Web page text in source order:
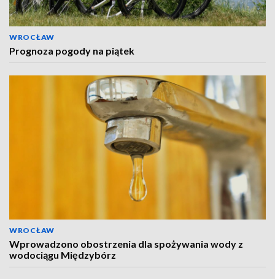
WROCŁAW
Prognoza pogody na piątek
WROCŁAW
Wprowadzono obostrzenia dla spożywania wody z
wodociągu Międzybórz